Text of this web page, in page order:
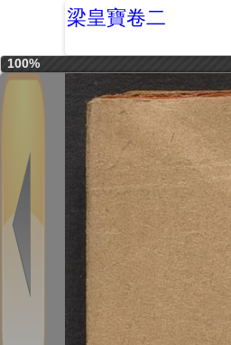
梁皇寶卷二
100%